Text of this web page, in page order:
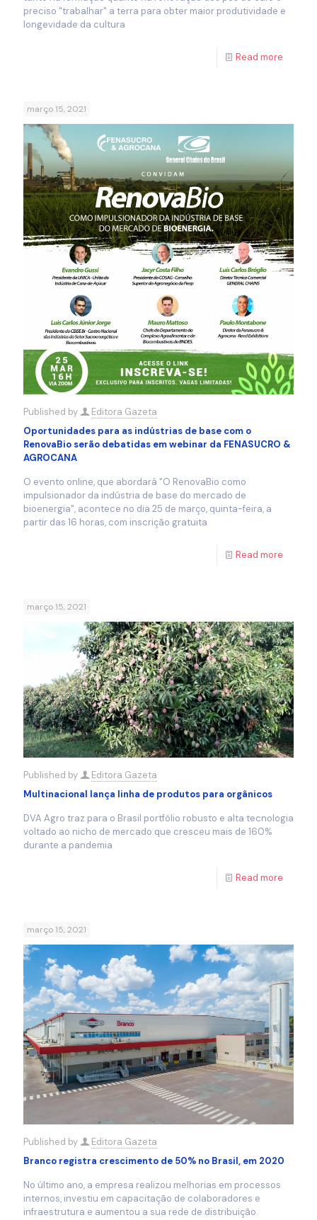
preciso "trabalhar" a terra para obter maior produtividade e
longevidade da cultura
Read more
março 15, 2021
Published by
Editora Gazeta
Oportunidades para as indústrias de base com o
RenovaBio serão debatidas em webinar da FENASUCRO &
AGROCANA
O evento online, que abordará "O RenovaBio como
impulsionador da indústria de base do mercado de
bioenergia", acontece no dia 25 de março, quinta-feira, a
partir das 16 horas, com inscrição gratuita
Read more
março 15, 2021
Published by
Editora Gazeta
Multinacional lança linha de produtos para orgânicos
DVA Agro traz para o Brasil portfólio robusto e alta tecnologia
voltado ao nicho de mercado que cresceu mais de 160%
durante a pandemia
Read more
março 15, 2021
Published by
Editora Gazeta
Branco registra crescimento de 50% no Brasil, em 2020
No último ano, a empresa realizou melhorias em processos
internos, investiu em capacitação de colaboradores e
infraestrutura e aumentou a sua rede de distribuição.